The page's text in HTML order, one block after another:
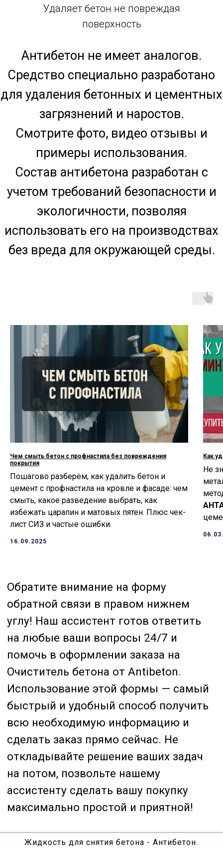
Удаляет бетон не повреждая
поверхность
Чем смыть бетон с профнастила без повреждения
покрытия
Пошагово разберём, как удалить бетон и
цемент с профнастила на кровле и фасаде: чем
смыть, какое разведение выбрать, как
избежать царапин и матовых пятен. Плюс чек-
лист СИЗ и частые ошибки.
16.09.2025
Как
Не
Жидкость для снятия бетона - Антибетон.